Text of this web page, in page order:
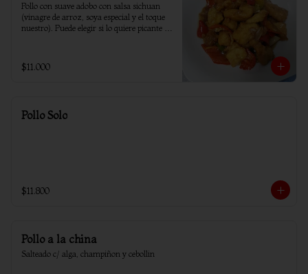
Pollo con suave adobo con salsa sichuan
(vinagre de arroz, soya especial y el toque
nuestro). Puede elegir si lo quiere picante o
$11.000
Pollo Solo
$11.800
Pollo a la china
Salteado c/ alga, champiñon y cebollin